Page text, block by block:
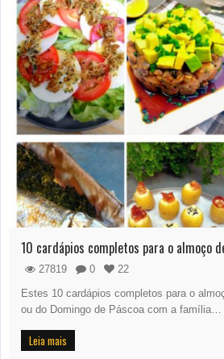
10 cardápios completos para o almoço
27819 0
22
Estes 10 cardápios completos para o
ou do Domingo de Páscoa com a família…
Leia mais